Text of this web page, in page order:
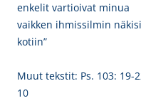
enkelit vartioivat minua
vaikken ihmissilmin
kotiin”
Muut tekstit: Ps. 103: 19-
10